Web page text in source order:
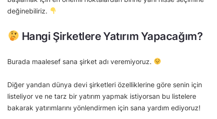
değinebiliriz.
Hangi Şirketlere Yatırım Yapacağım?
Burada maalesef sana şirket adı veremiyoruz.
Diğer yandan dünya devi şirketleri özelliklerine göre senin için
listeliyor ve ne tarz bir yatırım yapmak istiyorsan bu listelere
bakarak yatırımlarını yönlendirmen için sana yardım ediyoruz!